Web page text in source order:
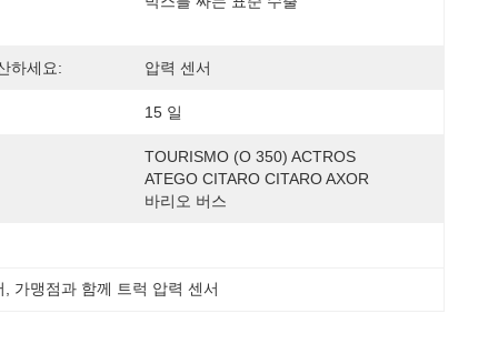
하세요: 압력 센서
15 일
TOURISMO (O 350) ACTROS
ATEGO CITARO CITARO AXOR
바리오 버스
가맹점과 함께 트럭 압력 센서